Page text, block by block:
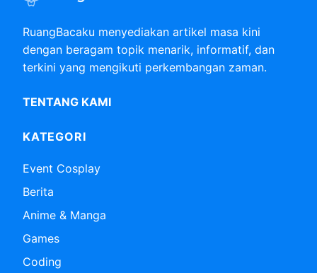
RuangBacaku menyediakan artikel masa kini
dengan beragam topik menarik, informatif, dan
terkini yang mengikuti perkembangan zaman.
TENTANG KAMI
KATEGORI
Event Cosplay
Berita
Anime & Manga
Games
Coding